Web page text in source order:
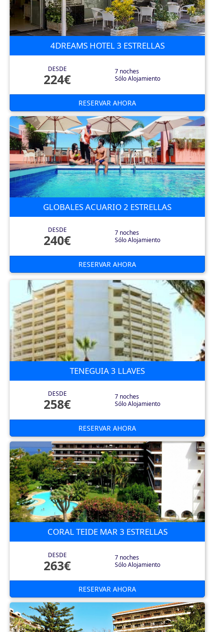
4DREAMS HOTEL 3 ESTRELLAS
DESDE
224€
7 noches
Sólo Alojamiento
RESERVAR AHORA
GLOBALES ACUARIO 2 ESTRELLAS
DESDE
240€
7 noches
Sólo Alojamiento
RESERVAR AHORA
TENEGUIA 3 LLAVES
DESDE
258€
7 noches
Sólo Alojamiento
RESERVAR AHORA
CORAL TEIDE MAR 3 ESTRELLAS
DESDE
263€
7 noches
Sólo Alojamiento
RESERVAR AHORA